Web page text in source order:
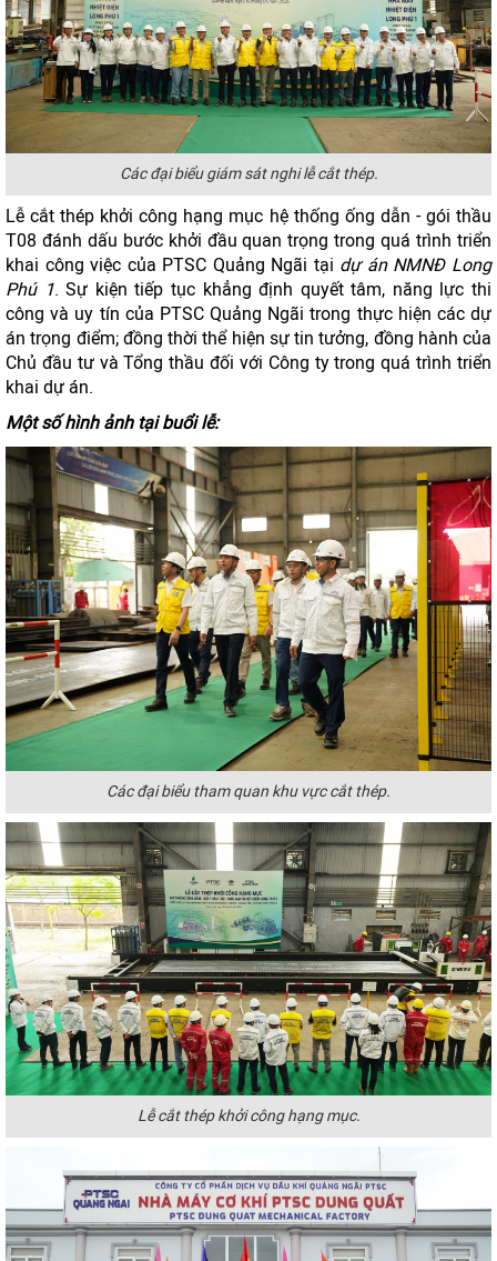
Các đại biểu giám sát nghi lễ cắt thép.
Lễ cắt thép khởi công hạng mục hệ thống ống dẫn - gói thầu
T08 đánh dấu bước khởi đầu quan trọng trong quá trình triển
khai công việc của PTSC Quảng Ngãi tại dự án NMNĐ Long
Phú 1. Sự kiện tiếp tục khẳng định quyết tâm, năng lực thi
công và uy tín của PTSC Quảng Ngãi trong thực hiện các dự
án trọng điểm; đồng thời thể hiện sự tin tưởng, đồng hành của
Chủ đầu tư và Tổng thầu đối với Công ty trong quá trình triển
khai dự án.
Một số hình ảnh tại buổi lễ:
Các đại biểu tham quan khu vực cắt thép.
Lễ cắt thép khởi công hạng mục.